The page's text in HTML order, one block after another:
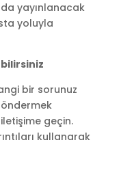
yayınlanacak
yoluyla
bir sorunuz
geçin.
kullanarak